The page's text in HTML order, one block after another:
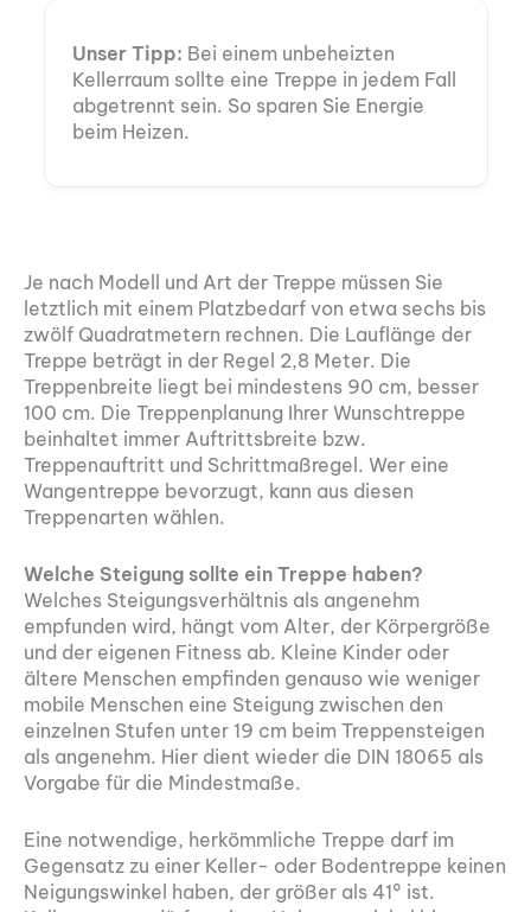
Unser Tipp: Bei einem unbeheizten
Kellerraum sollte eine Treppe in jedem Fall
abgetrennt sein. So sparen Sie Energie
beim Heizen.
Je nach Modell und Art der Treppe müssen Sie
letztlich mit einem Platzbedarf von etwa sechs bis
zwölf Quadratmetern rechnen. Die Lauflänge der
Treppe beträgt in der Regel 2,8 Meter. Die
Treppenbreite liegt bei mindestens 90 cm, besser
100 cm. Die Treppenplanung Ihrer Wunschtreppe
beinhaltet immer Auftrittsbreite bzw.
Treppenauftritt und Schrittmaßregel. Wer eine
Wangentreppe bevorzugt, kann aus diesen
Treppenarten wählen.
Welche Steigung sollte ein Treppe haben?
Welches Steigungsverhältnis als angenehm
empfunden wird, hängt vom Alter, der Körpergröße
und der eigenen Fitness ab. Kleine Kinder oder
ältere Menschen empfinden genauso wie weniger
mobile Menschen eine Steigung zwischen den
einzelnen Stufen unter 19 cm beim Treppensteigen
als angenehm. Hier dient wieder die DIN 18065 als
Vorgabe für die Mindestmaße.
Eine notwendige, herkömmliche Treppe darf im
Gegensatz zu einer Keller- oder Bodentreppe keinen
Neigungswinkel haben, der größer als 41° ist.